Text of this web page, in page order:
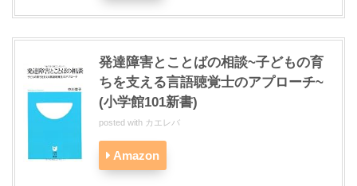
発達障害とことばの相談~子どもの育
ちを支える言語聴覚士のアプローチ~
(小学館101新書)
posted with カエレバ
Amazon